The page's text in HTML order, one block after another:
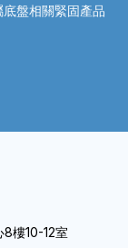
盤相關緊固產品
樓10-12室